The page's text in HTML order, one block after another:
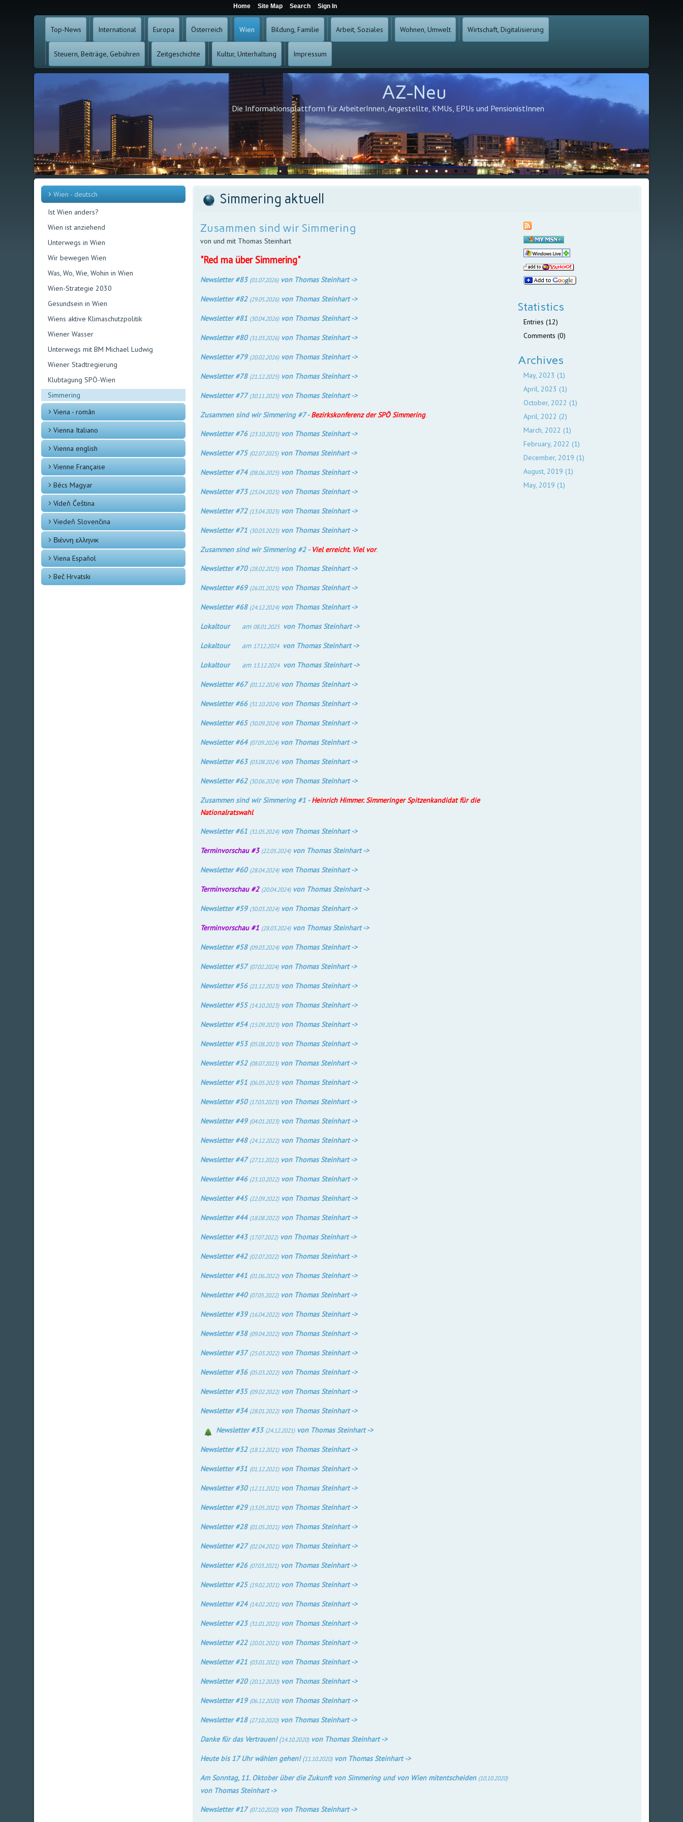
Top-News International Europa Österreich Wien Bildung, Familie Arbeit, Soziales Wohnen, Umwelt Wirtschaft, Digitalisierung
Steuern, Beiträge, Gebühren Zeitgeschichte Kultur, Unterhaltung Impressum
AZ-Neu
Die Informationsplattform für ArbeiterInnen, Angestellte, KMUs, EPUs und PensionistInnen
Wien - deutsch
Ist Wien anders?
Wien ist anziehend
Unterwegs in Wien
Wir bewegen Wien
Was, Wo, Wie, Wohin in Wien
Wien-Strategie 2030
Gesundsein in Wien
Wiens aktive Klimaschutzpolitik
Wiener Wasser
Unterwegs mit BM Michael Ludwig
Wiener Stadtregierung
Klubtagung SPÖ-Wien
Simmering
Viena - român
Vienna Italiano
Vienna english
Vienne Française
Bécs Magyar
Vídeň Čeština
Viedeň Slovenčina
Βιέννη ελληνικ
Viena Español
Beč Hrvatski
Simmering aktuell
Zusammen sind wir Simmering
von und mit Thomas Steinhart
"Red ma über Simmering"
Newsletter #83 (01.07.2026) von Thomas Steinhart ->
Newsletter #82 (29.05.2026) von Thomas Steinhart ->
Newsletter #81 (30.04.2026) von Thomas Steinhart ->
Newsletter #80 (31.03.2026) von Thomas Steinhart ->
Newsletter #79 (20.02.2026) von Thomas Steinhart ->
Newsletter #78 (21.12.2025) von Thomas Steinhart ->
Newsletter #77 (30.11.2025) von Thomas Steinhart ->
Zusammen sind wir Simmering #7 -Bezirkskonferenz der SPÖ Simmering.
Newsletter #76 (23.10.2025) von Thomas Steinhart ->
Newsletter #75 (02.07.2025) von Thomas Steinhart ->
Newsletter #74 (08.06.2025) von Thomas Steinhart ->
Newsletter #73 (25.04.2025) von Thomas Steinhart ->
Newsletter #72 (13.04.2025) von Thomas Steinhart ->
Newsletter #71 (30.03.2025) von Thomas Steinhart ->
Zusammen sind wir Simmering #2 - Viel erreicht. Viel vor.
Newsletter #70 (28.02.2025) von Thomas Steinhart ->
Newsletter #69 (26.01.2025) von Thomas Steinhart ->
Newsletter #68 (24.12.2024) von Thomas Steinhart ->
Lokaltour am 08.01.2025 von Thomas Steinhart ->
Lokaltour am 17.12.2024 von Thomas Steinhart ->
Lokaltour am 13.12.2024 von Thomas Steinhart ->
Newsletter #67 (01.12.2024) von Thomas Steinhart ->
Newsletter #66 (31.10.2024) von Thomas Steinhart ->
Newsletter #65 (30.09.2024) von Thomas Steinhart ->
Newsletter #64 (07.09.2024) von Thomas Steinhart ->
Newsletter #63 (03.08.2024) von Thomas Steinhart ->
Newsletter #62 (30.06.2024) von Thomas Steinhart ->
Zusammen sind wir Simmering #1 -Heinrich Himmer. Simmeringer Spitzenkandidat für die
Nationalratswahl
Newsletter #61 (31.05.2024) von Thomas Steinhart ->
Terminvorschau #3 (22.05.2024) von Thomas Steinhart ->
Newsletter #60 (28.04.2024) von Thomas Steinhart ->
Terminvorschau #2 (20.04.2024) von Thomas Steinhart ->
Newsletter #59 (30.03.2024) von Thomas Steinhart ->
Terminvorschau #1 (28.03.2024) von Thomas Steinhart ->
Newsletter #58 (09.03.2024) von Thomas Steinhart ->
Newsletter #57 (07.02.2024) von Thomas Steinhart ->
Newsletter #56 (21.12.2023) von Thomas Steinhart ->
Newsletter #55 (14.10.2023) von Thomas Steinhart ->
Newsletter #54 (15.09.2023) von Thomas Steinhart ->
Newsletter #53 (05.08.2023) von Thomas Steinhart ->
Newsletter #52 (08.07.2023) von Thomas Steinhart ->
Newsletter #51 (06.05.2023) von Thomas Steinhart ->
Newsletter #50 (17.03.2023) von Thomas Steinhart ->
Newsletter #49 (04.01.2023) von Thomas Steinhart ->
Newsletter #48 (24.12.2022) von Thomas Steinhart ->
Newsletter #47 (27.11.2022) von Thomas Steinhart ->
Newsletter #46 (23.10.2022) von Thomas Steinhart ->
Newsletter #45 (22.09.2022) von Thomas Steinhart ->
Newsletter #44 (18.08.2022) von Thomas Steinhart ->
Newsletter #43 (17.07.2022) von Thomas Steinhart ->
Newsletter #42 (02.07.2022) von Thomas Steinhart ->
Newsletter #41 (01.06.2022) von Thomas Steinhart ->
Newsletter #40 (07.05.2022) von Thomas Steinhart ->
Newsletter #39 (16.04.2022) von Thomas Steinhart ->
Newsletter #38 (09.04.2022) von Thomas Steinhart ->
Newsletter #37 (25.03.2022) von Thomas Steinhart ->
Newsletter #36 (05.03.2022) von Thomas Steinhart ->
Newsletter #35 (09.02.2022) von Thomas Steinhart ->
Newsletter #34 (28.01.2022) von Thomas Steinhart ->
Newsletter #33 (24.12.2021) von Thomas Steinhart ->
Newsletter #32 (18.12.2021) von Thomas Steinhart ->
Newsletter #31 (01.12.2021) von Thomas Steinhart ->
Newsletter #30 (12.11.2021) von Thomas Steinhart ->
Newsletter #29 (13.05.2021) von Thomas Steinhart ->
Newsletter #28 (01.05.2021) von Thomas Steinhart ->
Newsletter #27 (02.04.2021) von Thomas Steinhart ->
Newsletter #26 (07.03.2021) von Thomas Steinhart ->
Newsletter #25 (19.02.2021) von Thomas Steinhart ->
Newsletter #24 (14.02.2021) von Thomas Steinhart ->
Newsletter #23 (31.01.2021) von Thomas Steinhart ->
Newsletter #22 (20.01.2021) von Thomas Steinhart ->
Newsletter #21 (03.01.2021) von Thomas Steinhart ->
Newsletter #20 (20.12.2020) von Thomas Steinhart ->
Newsletter #19 (06.12.2020) von Thomas Steinhart ->
Newsletter #18 (27.10.2020) von Thomas Steinhart ->
Danke für das Vertrauen!(14.10.2020) von Thomas Steinhart ->
Heute bis 17 Uhr wählen gehen!(11.10.2020) von Thomas Steinhart ->
Am Sonntag, 11. Oktober über die Zukunft von Simmering und von Wien mitentscheiden (10.10.2020)
von Thomas Steinhart ->
Newsletter #17 (07.10.2020) von Thomas Steinhart ->
Statistics
Entries (12)
Comments (0)
Archives
May, 2023 (1)
April, 2023 (1)
October, 2022 (1)
April, 2022 (2)
March, 2022 (1)
February, 2022 (1)
December, 2019 (1)
August, 2019 (1)
May, 2019 (1)
Home Site Map Search Sign In